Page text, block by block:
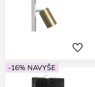
-16% NAVYŠE